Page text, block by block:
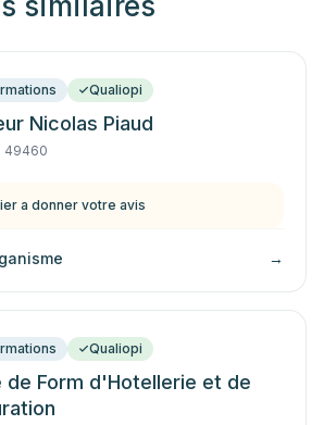
Qualiopi
Nicolas Piaud
49460
a donner votre avis
→
Qualiopi
de Form d'Hotellerie et de